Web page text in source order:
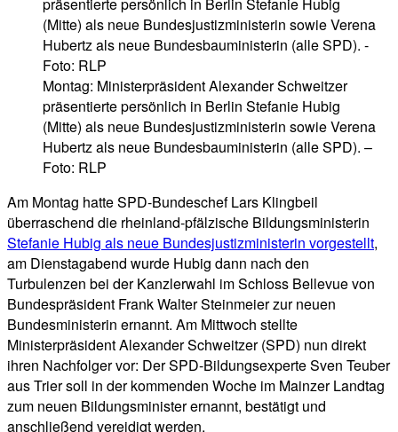
Montag: Ministerpräsident Alexander Schweitzer
präsentierte persönlich in Berlin Stefanie Hubig
(Mitte) als neue Bundesjustizministerin sowie Verena
Hubertz als neue Bundesbauministerin (alle SPD). –
Foto: RLP
Am Montag hatte SPD-Bundeschef Lars Klingbeil
überraschend die rheinland-pfälzische Bildungsministerin
Stefanie Hubig als neue Bundesjustizministerin vorgestellt,
am Dienstagabend wurde Hubig dann nach den
Turbulenzen bei der Kanzlerwahl im Schloss Bellevue von
Bundespräsident Frank Walter Steinmeier zur neuen
Bundesministerin ernannt. Am Mittwoch stellte
Ministerpräsident Alexander Schweitzer (SPD) nun direkt
ihren Nachfolger vor: Der SPD-Bildungsexperte Sven Teuber
aus Trier soll in der kommenden Woche im Mainzer Landtag
zum neuen Bildungsminister ernannt, bestätigt und
anschließend vereidigt werden.